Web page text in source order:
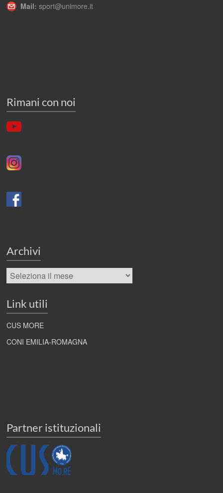
Mail:sport@unimore.it
Rimani con noi
Archivi
Archivi
Link utili
CUS MORE
CONI EMILIA-ROMAGNA
Partner istituzionali